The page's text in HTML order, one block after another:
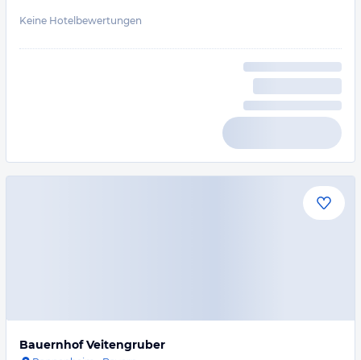
Keine Hotelbewertungen
Bauernhof Veitengruber